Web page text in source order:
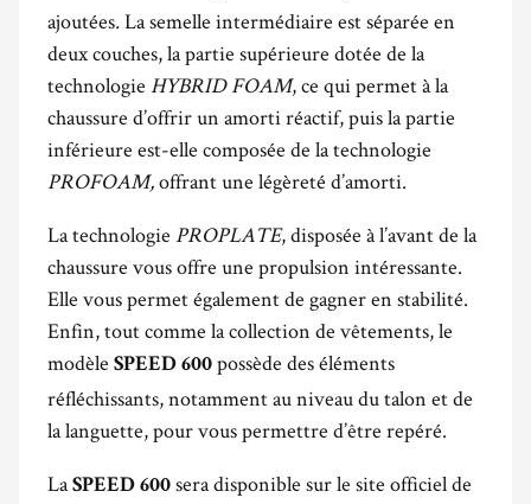
ajoutées.La semelle intermédiaire est séparée en
deux couches, la partie supérieure dotée de la
technologie HYBRID FOAM, ce qui permet à la
chaussure d’offrir un amorti réactif, puis la partie
inférieure est-elle composée de la technologie
PROFOAM,offrant une légèreté d’amorti.
La technologie PROPLATE, disposée à l’avant de la
chaussure vous offre une propulsion intéressante.
Elle vous permet également de gagner en stabilité.
Enfin, tout comme la collection de vêtements, le
modèle SPEED 600 possède des éléments
réfléchissants, notamment au niveau du talon et de
la languette, pour vous permettre d’être repéré.
LaSPEED 600 sera disponible sur le site officiel de